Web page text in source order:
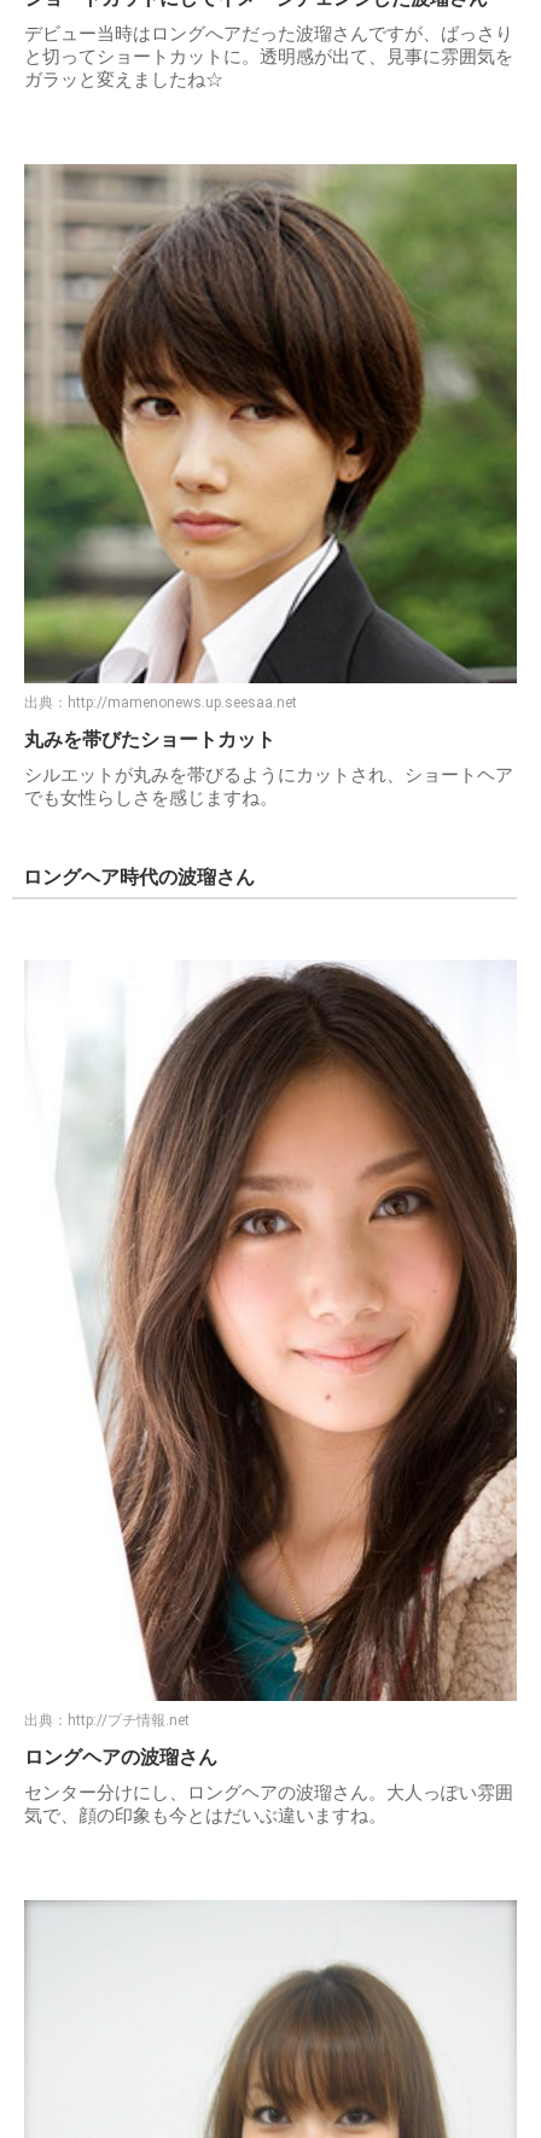
デビュー当時はロングへアだった波瑠さんですが、ばっさり
と切ってショートカットに。透明感が出て、見事に雰囲気を
ガラッと変えましたね☆
出典： http://mamenonews.up.seesaa.net
丸みを帯びたショートカット
シルエットが丸みを帯びるようにカットされ、ショートヘア
でも女性らしさを感じますね。
ロングヘア時代の波瑠さん
出典： http://プチ情報.net
ロングヘアの波瑠さん
センター分けにし、ロングヘアの波瑠さん。大人っぽい雰囲
気で、顔の印象も今とはだいぶ違いますね。